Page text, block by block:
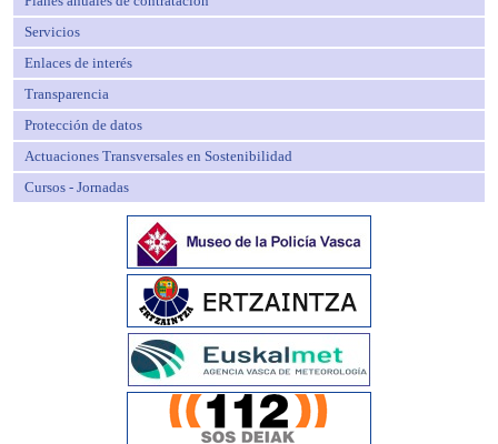
Servicios
Enlaces de interés
Transparencia
Protección de datos
Actuaciones Transversales en Sostenibilidad
Cursos - Jornadas